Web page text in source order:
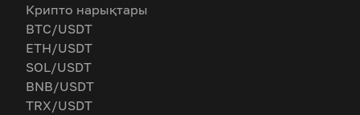
Крипто нарықтары
BTC/USDT
ETH/USDT
SOL/USDT
BNB/USDT
TRX/USDT